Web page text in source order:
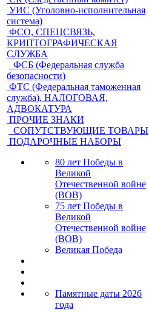
УИС (Уголовно-исполнительная
система)
ФСО, СПЕЦСВЯЗЬ,
КРИПТОГРАФИЧЕСКАЯ
СЛУЖБА
ФСБ (Федеральная служба
безопасности)
ФТС (Федеральная таможенная
служба), НАЛОГОВАЯ,
АДВОКАТУРА
ПРОЧИЕ ЗНАКИ
СОПУТСТВУЮЩИЕ ТОВАРЫ
ПОДАРОЧНЫЕ НАБОРЫ
80 лет Победы в
Великой
Отечественной войне
(ВОВ)
75 лет Победы в
Великой
Отечественной войне
(ВОВ)
Великая Победа
Памятные даты 2026
года